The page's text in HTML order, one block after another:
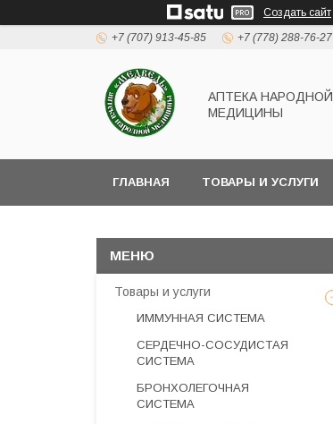
Создать сайт
+7 (707) 913-45-85 +7 (778) 288-76-27
АПТЕКА НАРОДНОЙ
МЕДИЦИНЫ
ГЛАВНАЯ ТОВАРЫ И УСЛУГИ
Товары и услуги
ИММУННАЯ СИСТЕМА
СЕРДЕЧНО-СОСУДИСТАЯ
СИСТЕМА
БРОНХОЛЕГОЧНАЯ
СИСТЕМА